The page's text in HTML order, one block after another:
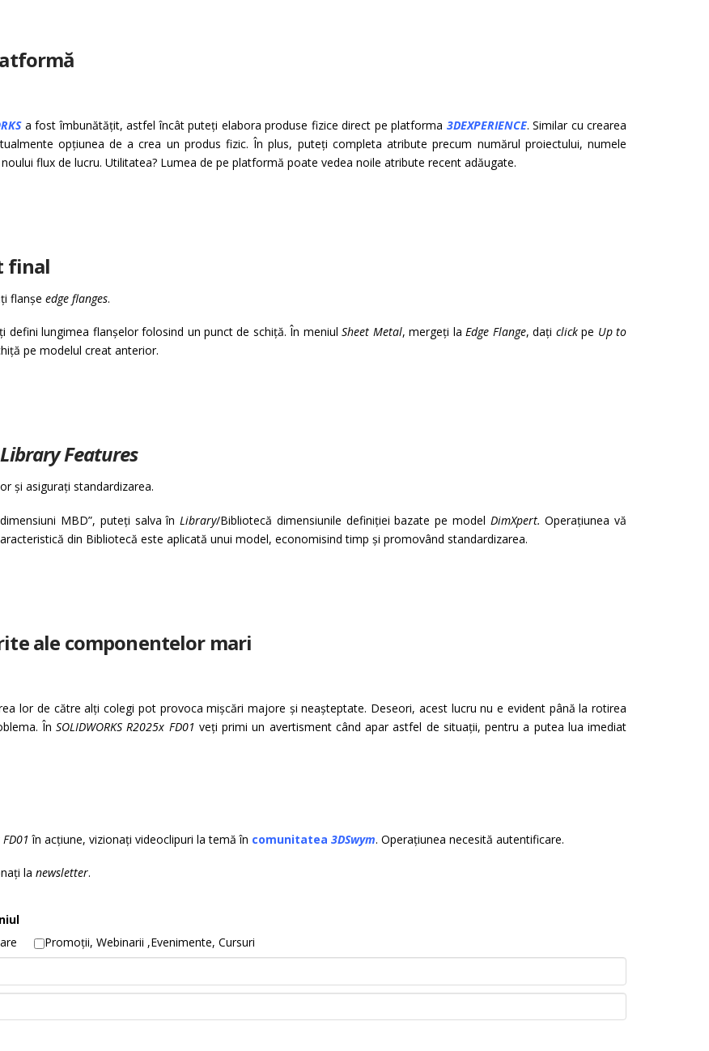
a fost îmbunătățit, astfel încât puteți elabora produse fizice direct pe platforma 3DEXPERIENCE. Similar cu crearea
opțiunea de a crea un produs fizic. În plus, puteți completa atribute precum numărul proiectului, numele
flux de lucru. Utilitatea? Lumea de pe platformă poate vedea noile atribute recent adăugate.
final
flanșe edge flanges.
defini lungimea flanșelor folosind un punct de schiță. În meniulSheet Metal, mergeți laEdge Flange, dați clickpe Up to
pe modelul creat anterior.
Library Features
și asigurați standardizarea.
MBD”, puteți salva în Library/Bibliotecă dimensiunile definiției bazate pe model DimXpert.Operațiunea vă
din Bibliotecă este aplicată unui model, economisind timp și promovând standardizarea.
ale componentelor mari
lor de către alți colegi pot provoca mișcări majore și neașteptate. Deseori, acest lucru nu e evident până la rotirea
ÎnSOLIDWORKS R2025x FD01 veți primi un avertisment când apar astfel de situații, pentru a putea lua imediat
în acțiune, vizionați videoclipuri la temă în comunitatea 3DSwym. Operațiunea necesită autentificare.
la newsletter.
Promoții, Webinarii ,Evenimente, Cursuri